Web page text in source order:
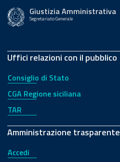
Giustizia Amministrativa
Segretariato Generale
Uffici relazioni con il pubblico
Consiglio di Stato
CGA Regione siciliana
TAR
Amministrazione trasparente
Accedi